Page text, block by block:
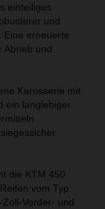
einteiliges
und
Eine erneuerte
Abrieb und
Karosserie mit
ein langlebiger
die KTM 450
vom Typ
Vorder- und